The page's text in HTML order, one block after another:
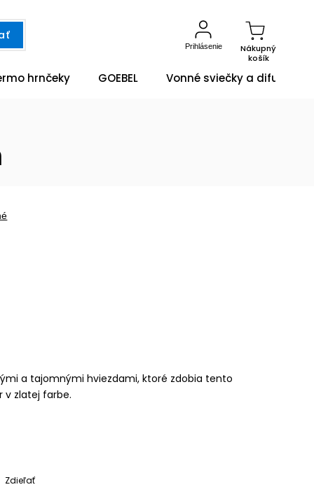
Nákupný
košík
Prihlásenie
hrnčeky GOEBEL Vonné sviečky a difuzéry
a tajomnými hviezdami, ktoré zdobia tento
v zlatej farbe.
Zdieľať